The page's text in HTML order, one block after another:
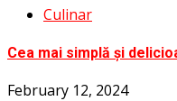
Culinar
Cea mai simplă și
February 12, 2024